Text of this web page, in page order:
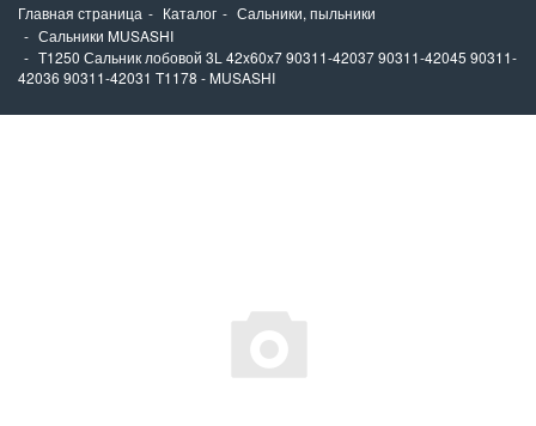
Главная страница Каталог
Сальники, пыльники
Сальники MUSASHI
T1250 Сальник лобовой 3L 42x60x7 90311-42037 90311-42045 90311-
42036 90311-42031 T1178 - MUSASHI